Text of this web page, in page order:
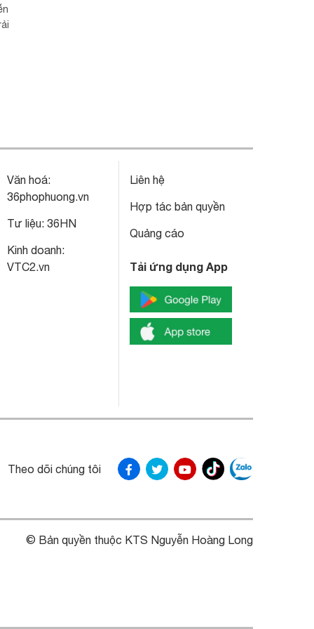
Văn hoá:
36phophuong.vn
Tư liệu: 36HN
Kinh doanh:
VTC2.vn
Liên hệ
Hợp tác bản quyền
Quảng cáo
Tải ứng dụng App
Theo dõi chúng tôi
© Bản quyền thuộc KTS Nguyễn Hoàng Long